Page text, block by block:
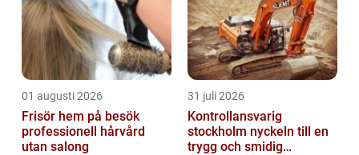
01 augusti 2026
Frisör hem på besök
professionell hårvård
utan salong
31 juli 2026
Kontrollansvarig
stockholm nyckeln till en
trygg och smidig